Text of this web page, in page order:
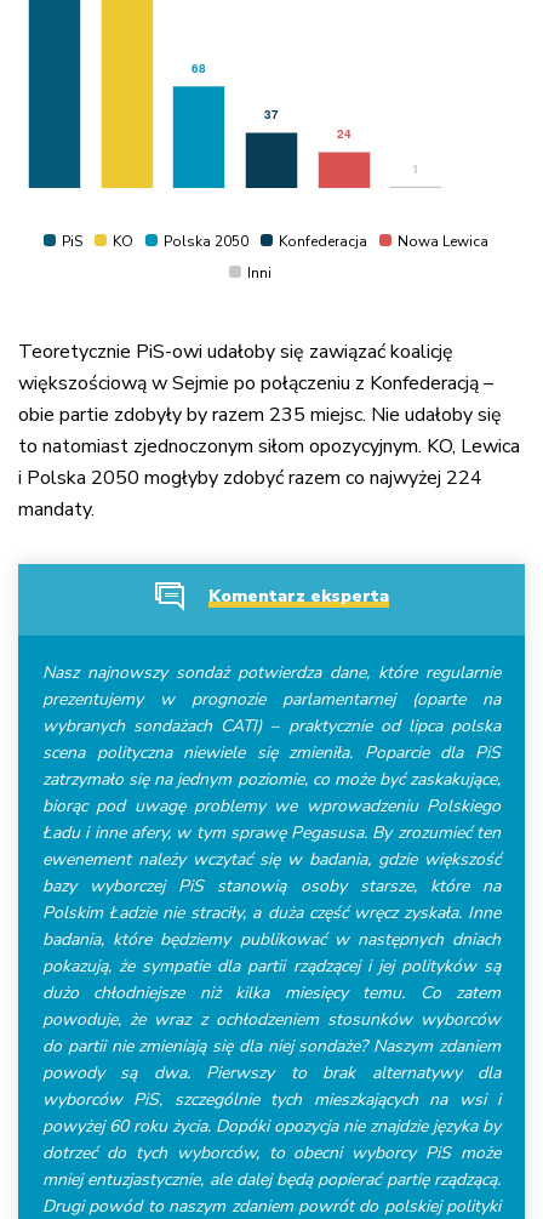
PiS KO Polska 2050 Konfederacja
Nowa Lewica
Inni
Teoretycznie PiS-owi udałoby się zawiązać koalicję
większościową w Sejmie po połączeniu z Konfederacją –
obie partie zdobyły by razem 235 miejsc. Nie udałoby się
to natomiast zjednoczonym siłom opozycyjnym. KO, Lewica
i Polska 2050 mogłyby zdobyć razem co najwyżej 224
mandaty.
Komentarz eksperta
Nasz najnowszy sondaż potwierdza dane, które regularnie
prezentujemy w prognozie parlamentarnej (oparte na
wybranych sondażach CATI) – praktycznie od lipca polska
scena polityczna niewiele się zmieniła. Poparcie dla PiS
zatrzymało się na jednym poziomie, co może być zaskakujące,
biorąc pod uwagę problemy we wprowadzeniu Polskiego
Ładu i inne afery, w tym sprawę Pegasusa. By zrozumieć ten
ewenement należy wczytać się w badania, gdzie większość
bazy wyborczej PiS stanowią osoby starsze, które na
Polskim Ładzie nie straciły, a duża część wręcz zyskała. Inne
badania, które będziemy publikować w następnych dniach
pokazują, że sympatie dla partii rządzącej i jej polityków są
dużo chłodniejsze niż kilka miesięcy temu. Co zatem
powoduje, że wraz z ochłodzeniem stosunków wyborców
do partii nie zmieniają się dla niej sondaże? Naszym zdaniem
powody są dwa. Pierwszy to brak alternatywy dla
wyborców PiS, szczególnie tych mieszkających na wsi i
powyżej 60 roku życia. Dopóki opozycja nie znajdzie języka by
dotrzeć do tych wyborców, to obecni wyborcy PiS może
mniej entuzjastycznie, ale dalej będą popierać partię rządzącą.
Drugi powód to naszym zdaniem powrót do polskiej polityki